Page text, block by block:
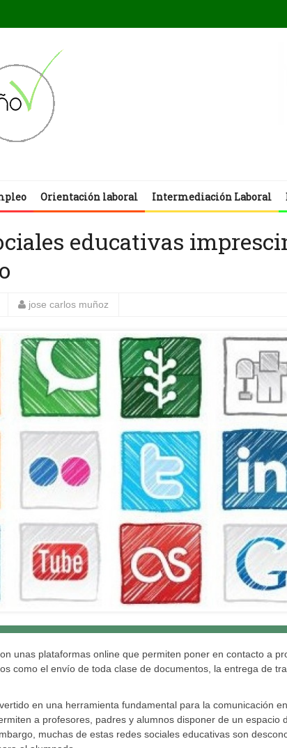
Orientación laboral Intermediación Laboral
educativas
jose carlos muñoz
unas plataformas online que permiten poner en contacto a
como el envío de toda clase de documentos, la entrega de
en una herramienta fundamental para la comunicación
a profesores, padres y alumnos disponer de un espacio
muchas de estas redes sociales educativas son